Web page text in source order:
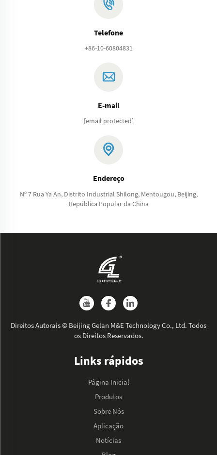
Telefone
+86-10-60804831
E-mail
[email protected]
Endereço
Nº 7 Rua Ya An, Distrito Industrial Shilong, Mentougou, Beijing,
República Popular da China
Direitos Autorais © Beijing Gelan M&E Technology Co., Ltd. Todos
os Direitos Reservados.
Links rápidos
Página Inicial
Produtos
Sobre Nós
Aplicação
Notícias